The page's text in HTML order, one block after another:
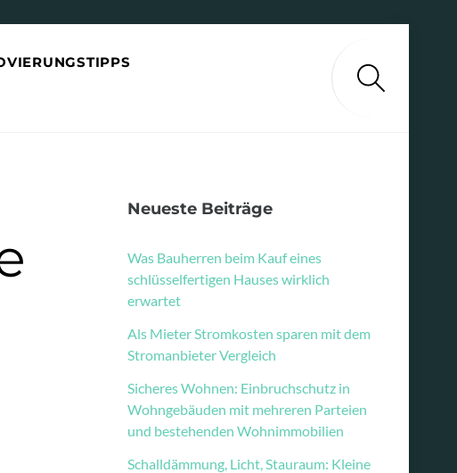
Neueste Beiträge
Was Bauherren beim Kauf eines
schlüsselfertigen Hauses wirklich
erwartet
Als Mieter Stromkosten sparen mit dem
Stromanbieter Vergleich
Sicheres Wohnen: Einbruchschutz in
Wohngebäuden mit mehreren Parteien
und bestehenden Wohnimmobilien
Schalldämmung, Licht, Stauraum: Kleine